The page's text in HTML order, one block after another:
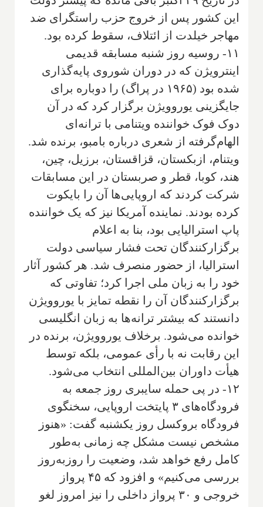
این کشور پس از خروج حزب راستگرای ضد
مهاجر خیلدت از ائتلاف، سقوط کرده بود.
۱۱- روسیه روز شنبه مسابقه قدیمی
اینترویژن که در دوران شوروی پایه‌گذاری
شده بود (۱۹۶۵ در پراگ) را دوباره برای
جایگزینی یوروویژن برگزار کرد که در آن
دوک فوک خواننده ویتنامی با ترانه‌ای
الهام‌گرفته از شعری درباره بامبو، برنده شد.
ویتنام، ازبکستان، قزاقستان، برزیل، چین،
هند، کوبا، قطر و صربستان در این مسابقات
شرکت کردند که اروپایی‌ها آن را بایکوت
کرده بودند. نماینده آمریکا نیز که یک خواننده
پاپ استرالیایی بود، بنا به اعلام
برگزارکنندگان تحت فشار سیاسی دولت
استرالیا، از حضور منصرف شد. هر کشور آثار
خود را به زبان ملی اجرا کرد؛ تفاوتی که
برگزارکنندگان آن را نقطه تمایز با یوروویژن
دانستند که بیشتر ترانه‌ها به زبان انگلیسی
خوانده می‌شود. برخلاف یوروویژن، برنده در
این رقابت نه با رأی عمومی، بلکه توسط
هیأت داوران بین‌المللی انتخاب می‌شود.
۱۲- در پی حمله سایبری روز جمعه به
فرودگاه‌های ۳ پایتخت اروپایی، سخنگوی
فرودگاه بروکسل روز یکشنبه گفت: «هنوز
مشخص نیست مشکل چه زمانی به‌طور
کامل رفع خواهد شد، وضعیت را روزبه‌روز
بررسی می‌کنیم» و افزود که ۴۵ پرواز
خروجی و ۳۰ پرواز داخلی را نیز امروز لغو